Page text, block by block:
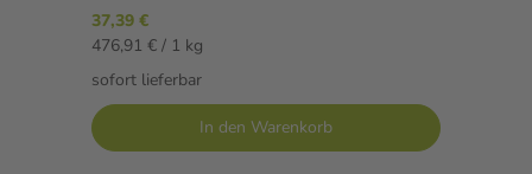
37,39 €
476,91 € / 1 kg
sofort lieferbar
In den Warenkorb